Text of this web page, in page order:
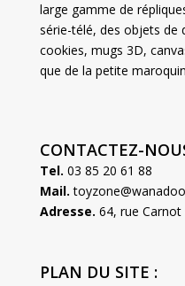
large gamme de
série-télé, des objets de
cookies, mugs 3D,
que de la petite
CONTACTEZ-
Tel. 03 85 20 61 88
Mail.
Adresse. 64, rue
PLAN DU SITE :